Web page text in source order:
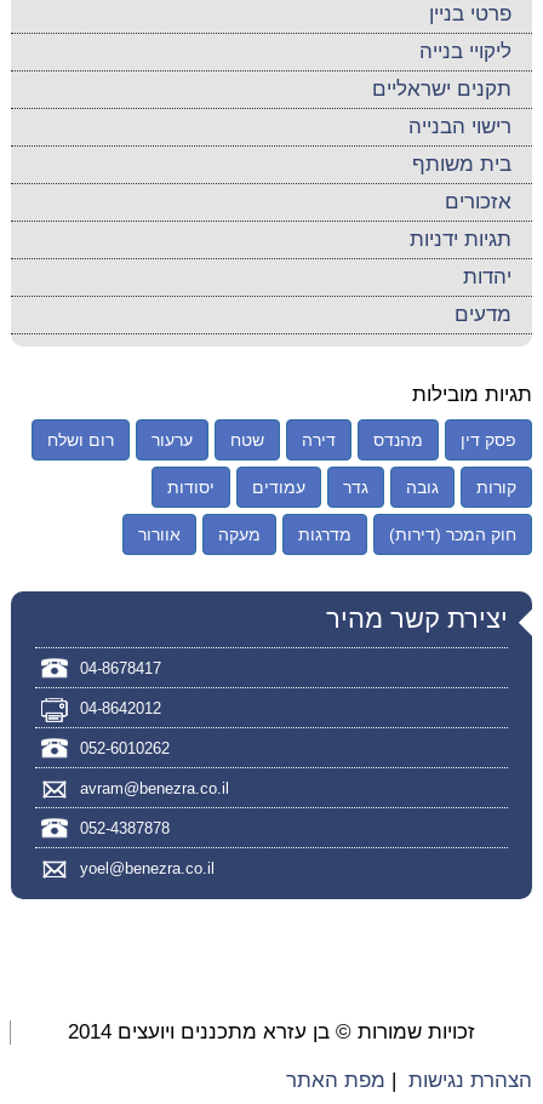
פרטי בניין
ליקויי בנייה
תקנים ישראליים
רישוי הבנייה
בית משותף
אזכורים
תגיות ידניות
יהדות
מדעים
תגיות מובילות
פסק דין מהנדס דירה שטח ערעור רום ושלח
קורות גובה גדר עמודים יסודות
חוק המכר (דירות) מדרגות מעקה אוורור
יצירת קשר מהיר
04-8678417
04-8642012
052-6010262
avram@benezra.co.il
052-4387878
yoel@benezra.co.il
זכויות שמורות © בן עזרא מתכננים ויועצים 2014
הצהרת נגישות| מפת האתר